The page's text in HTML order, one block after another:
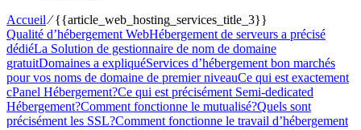
Accueil⁄{{article_web_hosting_services_title_3}}
Qualité d’hébergement WebHébergement de serveurs a précisé
dédiéLa Solution de gestionnaire de nom de domaine
gratuitDomaines a expliquéServices d’hébergement bon marchés
pour vos noms de domaine de premier niveauCe qui est exactement
cPanel Hébergement?Ce qui est précisément Semi-dedicated
Hébergement?Comment fonctionne le mutualisé?Quels sont
précisément les SSL?Comment fonctionne le travail d’hébergement